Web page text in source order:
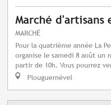
Marché
MARCHÉ
Pour la quatrième année La
organise le samedi 8 août un
partir de 10h. Vous pourrez
Plouguernével